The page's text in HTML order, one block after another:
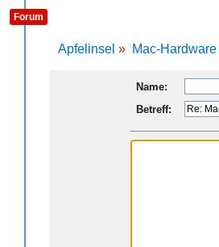
Forum
Apfelinsel » Mac-Hardware
Name:
Betreff: